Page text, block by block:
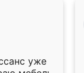
уже